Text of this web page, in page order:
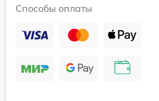
Способы оплаты